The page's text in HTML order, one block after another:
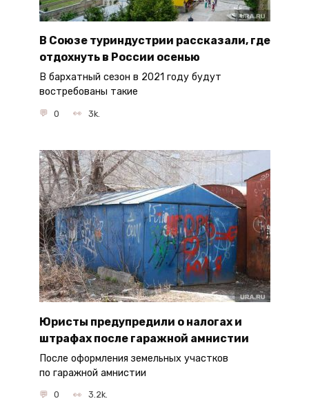
В Союзе туриндустрии рассказали, где
отдохнуть в России осенью
В бархатный сезон в 2021 году будут
востребованы такие
0 3k.
Юристы предупредили о налогах и
штрафах после гаражной амнистии
После оформления земельных участков
по гаражной амнистии
0 3.2k.